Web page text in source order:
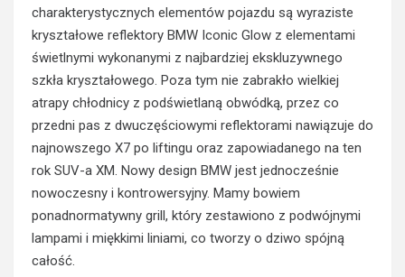
charakterystycznych elementów pojazdu są wyraziste
kryształowe reflektory BMW Iconic Glow z elementami
świetlnymi wykonanymi z najbardziej ekskluzywnego
szkła kryształowego. Poza tym nie zabrakło wielkiej
atrapy chłodnicy z podświetlaną obwódką, przez co
przedni pas z dwuczęściowymi reflektorami nawiązuje do
najnowszego X7 po liftingu oraz zapowiadanego na ten
rok SUV-a XM. Nowy design BMW jest jednocześnie
nowoczesny i kontrowersyjny. Mamy bowiem
ponadnormatywny grill, który zestawiono z podwójnymi
lampami i miękkimi liniami, co tworzy o dziwo spójną
całość.